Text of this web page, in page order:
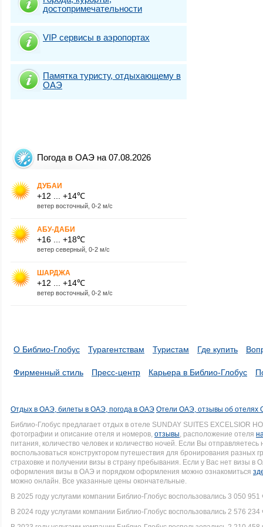
достопримечательности
VIP сервисы в аэропортах
Памятка туристу, отдыхающему в
ОАЭ
Погода в ОАЭ на 07.08.2026
ДУБАИ
+12 ... +14℃
ветер восточный, 0-2 м/с
АБУ-ДАБИ
+16 ... +18℃
ветер северный, 0-2 м/с
ШАРДЖА
+12 ... +14℃
ветер восточный, 0-2 м/с
О Библио-Глобус Турагентствам Туристам Где купить
Фирменный стиль Пресс-центр Карьера в Библио-Глобус
Отдых в ОАЭ, билеты в ОАЭ, погода в ОАЭ Отели ОАЭ, отзывы об отелях
Библио-Глобус предлагает отдых в отеле SUNDAY SUITES EXCELSIOR
фотографии и описание отеля и номеров, отзывы, расположение отеля
питания, количество человек и количество ночей. Если Вы
воспользоваться конструктором путешествия для бронирования
страховке и получении визы в страну пребывания. Если у Вас нет визы
оформления визы в ОАЭ и порядком оформления можно ознакомиться
можно онлайн. Все указанные цены окончательные.
В 2025 году услугами компании Библио-Глобус воспользовались 3 050 951
В 2024 году услугами компании Библио-Глобус воспользовались 2 576 234